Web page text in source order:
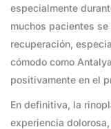
especialmente
muchos pacientes
recuperación,
cómodo como
positivamente en el
En definitiva, la
experiencia